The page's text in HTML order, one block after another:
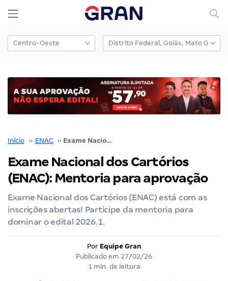
Início ›› ENAC ›› Exame Nacional dos Cartórios (ENAC): Mentoria para aprovação
Exame Nacional dos Cartórios
(ENAC): Mentoria para aprovação
Exame Nacional dos Cartórios (ENAC) está com as
inscrições abertas! Participe da mentoria para
dominar o edital 2026.1.
Por Equipe Gran
Publicado em 27/02/26
1 min. de leitura